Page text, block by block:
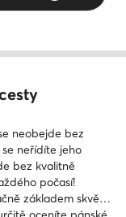
neobejde bez
neřídíte jeho
bez kvalitně
počasí!
základem skvěle